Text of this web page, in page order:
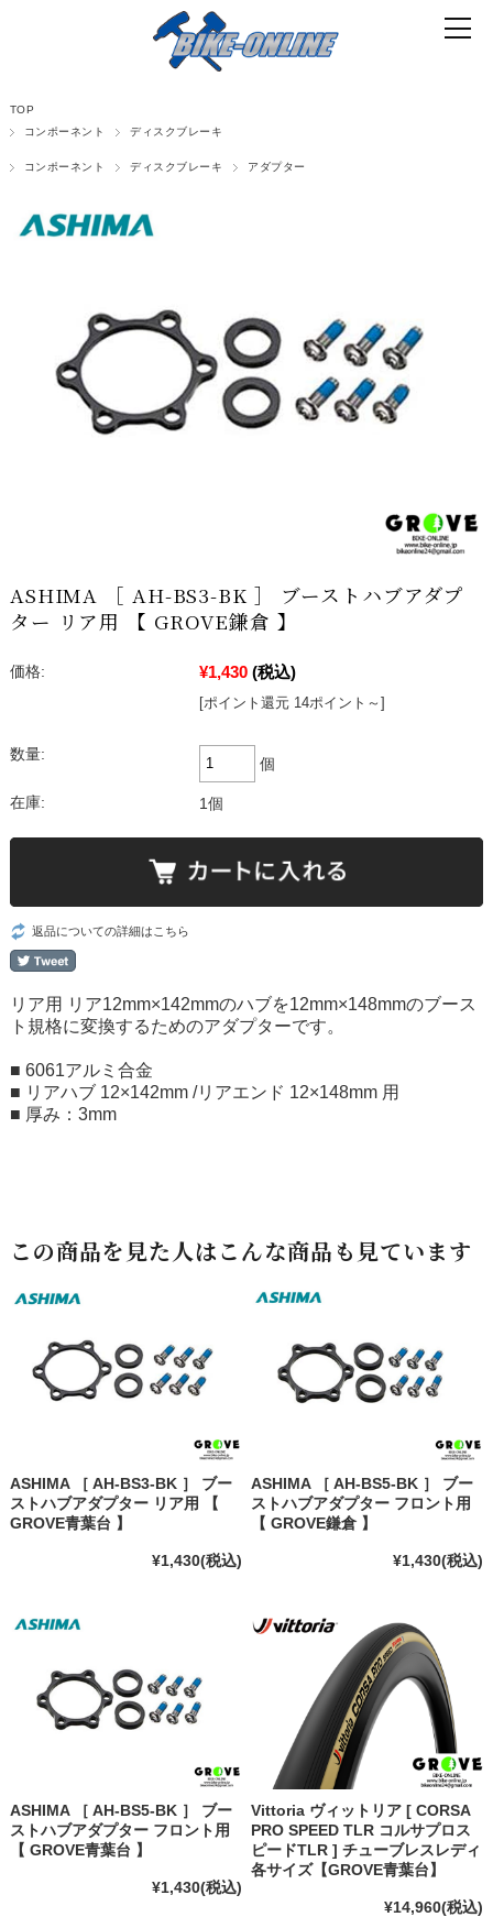
TOP
コンポーネント
ディスクブレーキ
コンポーネント ディスクブレーキ アダプター
ASHIMA ［ AH-BS3-BK ］ ブーストハブアダプ
ター リア用 【 GROVE鎌倉 】
価格: ¥1,430 (税込)
[ポイント還元 14ポイント～]
数量:
個
在庫: 1個
返品についての詳細はこちら
リア用 リア12mm×142mmのハブを12mm×148mmのブース
ト規格に変換するためのアダプターです。
■ 6061アルミ合金
■ リアハブ 12×142mm /リアエンド 12×148mm 用
■ 厚み：3mm
この商品を見た人はこんな商品も見ています
ASHIMA ［ AH-BS3-BK ］ ブー
ストハブアダプター リア用 【
GROVE青葉台 】
¥1,430(税込)
ASHIMA ［ AH-BS5-BK ］ ブー
ストハブアダプター フロント用
【 GROVE鎌倉 】
¥1,430(税込)
ASHIMA ［ AH-BS5-BK ］ ブー
ストハブアダプター フロント用
【 GROVE青葉台 】
¥1,430(税込)
Vittoria ヴィットリア [ CORSA
PRO SPEED TLR コルサプロス
ピードTLR ] チューブレスレディ
各サイズ【GROVE青葉台】
¥14,960(税込)